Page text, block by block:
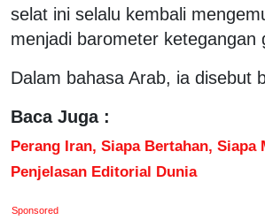
selat ini selalu kembali
menjadi barometer ketegangan
Dalam bahasa Arab, ia disebut
Baca Juga :
Perang Iran, Siapa Bertahan, Siapa
Penjelasan Editorial Dunia
Sponsored